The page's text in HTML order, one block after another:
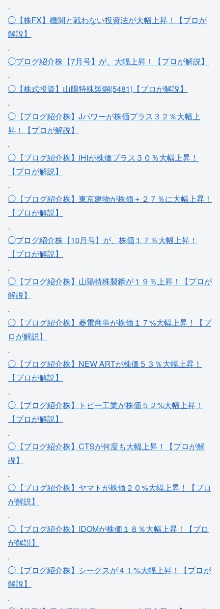
.
◯【株FX】機関と戦わない投資法が大幅上昇！【プロが
解説】
.
◯ブログ紹介株【7月号】が、大幅上昇！【プロが解説】
.
◯【株式投資】山陽特殊製鋼(5481)【プロが解説】
.
◯【ブログ紹介株】Jパワーが株価プラス３２％大幅上
昇！【プロが解説】
.
◯【ブログ紹介株】IHIが株価プラス３０％大幅上昇！
【プロが解説】
.
◯【ブログ紹介株】東京建物が株価＋２７％に大幅上昇！
【プロが解説】
.
◯ブログ紹介株【10月号】が、株価１７％大幅上昇！
【プロが解説】
.
◯【ブログ紹介株】山陽特殊製鋼が１９％上昇！【プロが
解説】
.
◯【ブログ紹介株】菱電商事が株価１７%大幅上昇！【プ
ロが解説】
.
◯【ブログ紹介株】NEW ARTが株価５３％大幅上昇！
【プロが解説】
.
◯【ブログ紹介株】トピー工業が株価５２%大幅上昇！
【プロが解説】
.
◯【ブログ紹介株】CTSが何度も大幅上昇！【プロが解
説】
.
◯【ブログ紹介株】ヤマトが株価２０%大幅上昇！【プロ
が解説】
.
◯【ブログ紹介株】IDOMが株価１８％大幅上昇！【プロ
が解説】
.
◯【ブログ紹介株】シークスが４１%大幅上昇！【プロが
解説】
.